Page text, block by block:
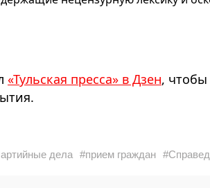
«Тульская пресса» в Дзен, чтобы
дела #прием граждан